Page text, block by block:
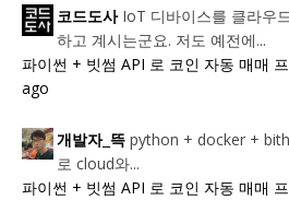
코드도사 IoT 디바이스를 클라우
하고 계시는군요. 저도 예전에...
파이썬 + 빗썸 API 로 코인 자동 매매
ago
개발자_뜩 python + docker +
로 cloud와...
파이썬 + 빗썸 API 로 코인 자동 매매